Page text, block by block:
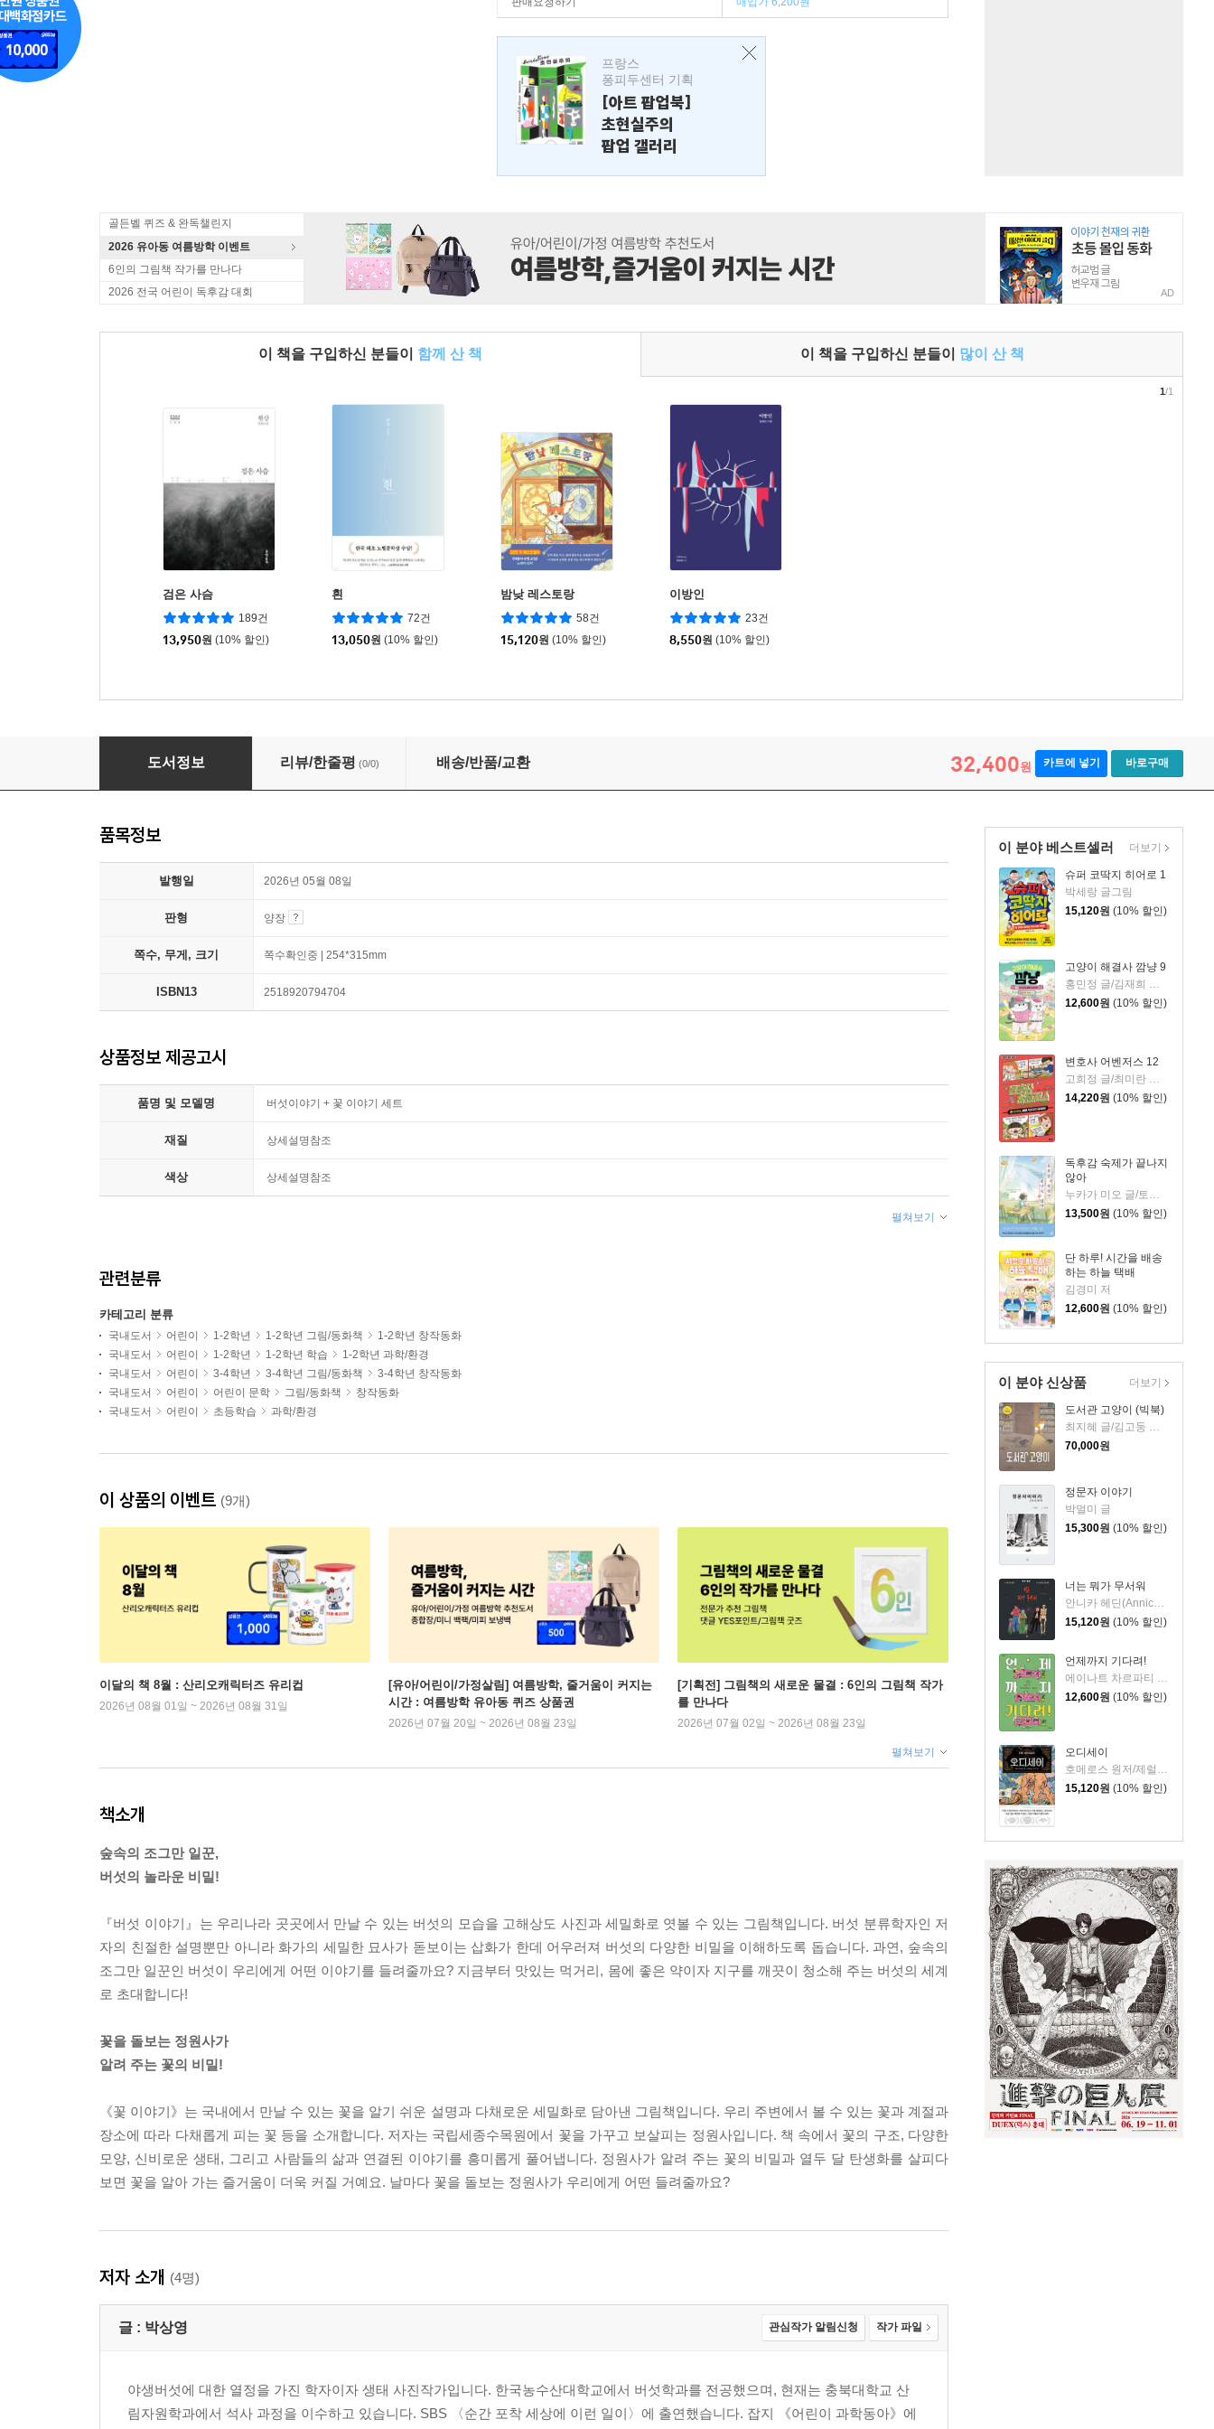
프랑스
퐁피두센터 기획
[아트 팝업북]
초현실주의
팝업 갤러리
골든벨 퀴즈 & 완독챌린지
2026 유아동 여름방학 이벤트
6인의 그림책 작가를 만나다
2026 전국 어린이 독후감 대회
AD
이 책을 구입하신 분들이 함께 산 책 이 책을 구입하신 분들이 많이 산 책
검은 사슴
189건
13,950원 (10% 할인)
흰
72건
13,050원 (10% 할인)
밤낮 레스토랑
58건
15,120원 (10% 할인)
이방인
23건
8,550원 (10% 할인)
1/1
버섯이야기 + 꽃 이야기 세트
도서정보 리뷰/한줄평 (0/0) 배송/반품/교환 32,400원 카트에 넣기 바로구매
이 분야 베스트셀러
슈퍼 코딱지 히어로 1
박세랑 글그림
15,120원 (10% 할인)
고양이 해결사 깜냥 9
홍민정 글/김재희 그림
12,600원 (10% 할인)
변호사 어벤저스 12
고희정 글/최미란 그림/신주영 감수
14,220원 (10% 할인)
독후감 숙제가 끝나지
않아
13,500원 (10% 할인)
단 하루! 시간을 배송
하는 하늘 택배
김경미 저
12,600원 (10% 할인)
더보기
이 분야 신상품
도서관 고양이 (빅북)
최지혜 글/김고둥 그림
70,000원
정문자 이야기
박멀미 글
15,300원 (10% 할인)
너는 뭐가 무서워
안니카 헤딘(Annica Hedin) 글/한나 클린타게 (Hanna Klinthage) 그림
15,120원 (10% 할인)
언제까지 기다려!
에이나트 차르파티 글그림/정재원 역
12,600원 (10% 할인)
오디세이
15,120원 (10% 할인)
더보기
품목정보
발행일 2026년 05월 08일
판형 양장
쪽수, 무게, 크기 쪽수확인중 | 254*315mm
ISBN13 2518920794704
상품정보 제공고시
품명 및 모델명 버섯이야기 + 꽃 이야기 세트
재질 상세설명참조
색상 상세설명참조
펼쳐보기
관련분류
카테고리 분류
국내도서 어린이 1-2학년 1-2학년 그림/동화책
1-2학년 창작동화
국내도서
어린이 1-2학년 1-2학년 학습
1-2학년 과학/환경
국내도서
어린이 3-4학년 3-4학년 그림/동화책
3-4학년 창작동화
국내도서
어린이 어린이 문학 그림/동화책
창작동화
국내도서
어린이 초등학습 과학/환경
이 상품의 이벤트 (9개)
이달의 책 8월 : 산리오캐릭터즈 유리컵
2026년 08월 01일 ~ 2026년 08월 31일
[유아/어린이/가정살림] 여름방학, 줄거움이 커지는
시간 : 여름방학 유아동 퀴즈 상품권
2026년 07월 20일 ~ 2026년 08월 23일
[기획전] 그림책의 새로운 물결 : 6인의 그림책 작가
를 만나다
2026년 07월 02일 ~ 2026년 08월 23일
펼쳐보기
책소개
숲속의 조그만 일꾼,
버섯의 놀라운 비밀!
『버섯 이야기』는 우리나라 곳곳에서 만날 수 있는 버섯의 모습을 고해상도 사진과 세밀화로 엿볼 수 있는 그림책입니다. 버섯 분류학자인 저
자의 친절한 설명뿐만 아니라 화가의 세밀한 묘사가 돋보이는 삽화가 한데 어우러져 버섯의 다양한 비밀을 이해하도록 돕습니다. 과연, 숲속의
조그만 일꾼인 버섯이 우리에게 어떤 이야기를 들려줄까요? 지금부터 맛있는 먹거리, 몸에 좋은 약이자 지구를 깨끗이 청소해 주는 버섯의 세계
로 초대합니다!
꽃을 돌보는 정원사가
알려 주는 꽃의 비밀!
《꽃 이야기》는 국내에서 만날 수 있는 꽃을 알기 쉬운 설명과 다채로운 세밀화로 담아낸 그림책입니다. 우리 주변에서 볼 수 있는 꽃과 계절과
장소에 따라 다채롭게 피는 꽃 등을 소개합니다. 저자는 국립세종수목원에서 꽃을 가꾸고 보살피는 정원사입니다. 책 속에서 꽃의 구조, 다양한
모양, 신비로운 생태, 그리고 사람들의 삶과 연결된 이야기를 흥미롭게 풀어냅니다. 정원사가 알려 주는 꽃의 비밀과 열두 달 탄생화를 살피다
보면 꽃을 알아 가는 즐거움이 더욱 커질 거예요. 날마다 꽃을 돌보는 정원사가 우리에게 어떤 들려줄까요?
저자 소개 (4명)
글 : 박상영 관심작가 알림신청 작가 파일
야생버섯에 대한 열정을 가진 학자이자 생태 사진작가입니다. 한국농수산대학교에서 버섯학과를 전공했으며, 현재는 충북대학교 산
림자원학과에서 석사 과정을 이수하고 있습니다. SBS 〈순간 포착 세상에 이런 일이〉에 출연했습니다. 잡지 《어린이 과학동아》에